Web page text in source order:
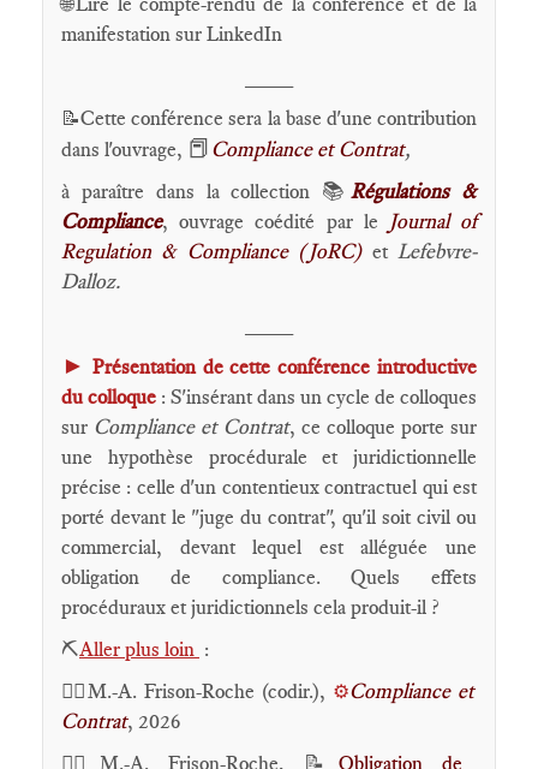
manifestation sur LinkedIn
📝Cette conférence sera la base d'une contribution
dans l'ouvrage, 📕 Compliance et Contrat,
à paraître dans la collection 📚Régulations &
Compliance, ouvrage coédité par le Journal of
Regulation & Compliance (JoRC) et Lefebvre-
Dalloz.
► Présentation de cette conférence introductive
du colloque : S'insérant dans un cycle de colloques
sur Compliance et Contrat, ce colloque porte sur
une hypothèse procédurale et juridictionnelle
précise : celle d'un contentieux contractuel qui est
porté devant le "juge du contrat", qu'il soit civil ou
commercial, devant lequel est alléguée une
obligation de compliance. Quels effets
procéduraux et juridictionnels cela produit-il ?
⛏️Aller plus loin :
🕴🏻M.-A. Frison-Roche (codir.), ⚙️Compliance et
Contrat, 2026
🕴🏻M.-A. Frison-Roche, 📝 Obligation de